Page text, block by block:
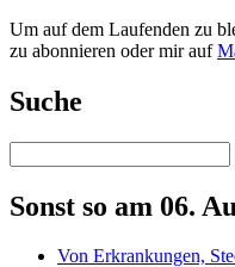
Um auf dem Laufenden zu
zu abonnieren oder mir auf
Suche
Sonst so am 06.
Von Erkrankungen,